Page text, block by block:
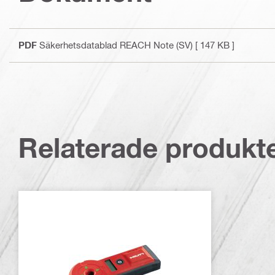
PDF Säkerhetsdatablad REACH Note (SV) [ 147 KB ]
Relaterade